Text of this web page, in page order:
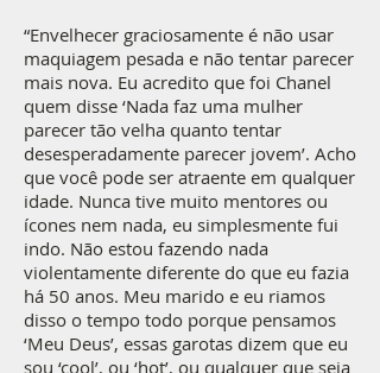
“Envelhecer graciosamente é não usar
maquiagem pesada e não tentar parecer
mais nova. Eu acredito que foi Chanel
quem disse ‘Nada faz uma mulher
parecer tão velha quanto tentar
desesperadamente parecer jovem’. Acho
que você pode ser atraente em qualquer
idade. Nunca tive muito mentores ou
ícones nem nada, eu simplesmente fui
indo. Não estou fazendo nada
violentamente diferente do que eu fazia
há 50 anos. Meu marido e eu riamos
disso o tempo todo porque pensamos
‘Meu Deus’, essas garotas dizem que eu
sou ‘cool’, ou ‘hot’, ou qualquer que seja